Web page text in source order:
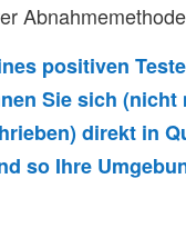
positiven
Sie sich (nicht
direkt in
so Ihre